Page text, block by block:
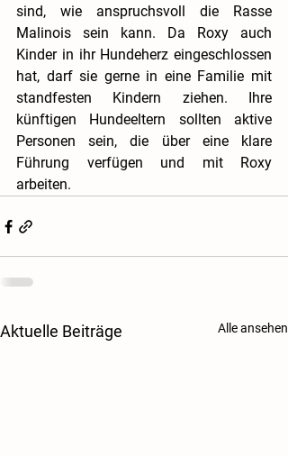
sind, wie anspruchsvoll die Rasse
Malinois sein kann. Da Roxy auch
Kinder in ihr Hundeherz eingeschlossen
hat, darf sie gerne in eine Familie mit
standfesten Kindern ziehen. Ihre
künftigen Hundeeltern sollten aktive
Personen sein, die über eine klare
Führung verfügen und mit Roxy
arbeiten.
Aktuelle Beiträge Alle ansehen